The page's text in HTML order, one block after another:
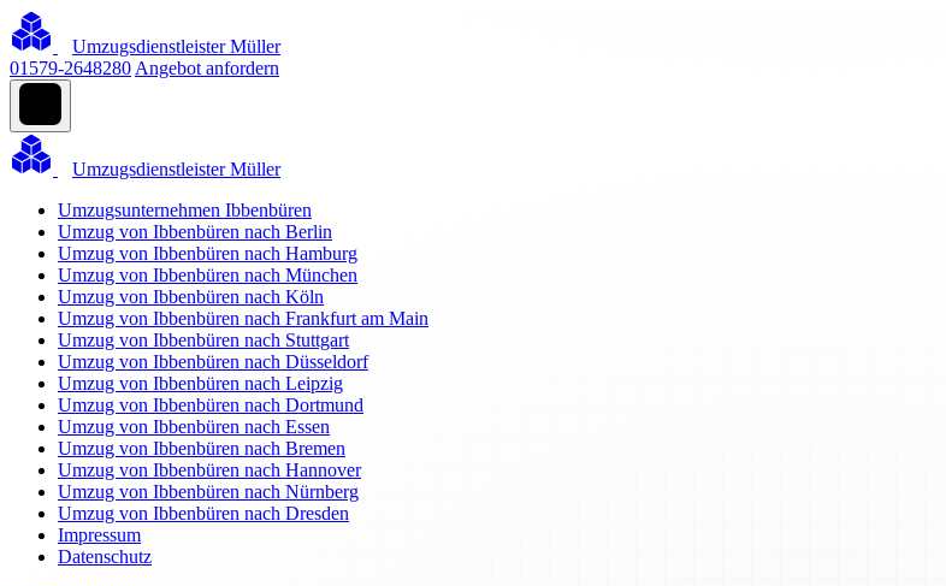
Umzugsdienstleister Müller
01579-2648280 Angebot anfordern
Umzugsdienstleister Müller
Umzugsunternehmen Ibbenbüren
Umzug von Ibbenbüren nach Berlin
Umzug von Ibbenbüren nach Hamburg
Umzug von Ibbenbüren nach München
Umzug von Ibbenbüren nach Köln
Umzug von Ibbenbüren nach Frankfurt am Main
Umzug von Ibbenbüren nach Stuttgart
Umzug von Ibbenbüren nach Düsseldorf
Umzug von Ibbenbüren nach Leipzig
Umzug von Ibbenbüren nach Dortmund
Umzug von Ibbenbüren nach Essen
Umzug von Ibbenbüren nach Bremen
Umzug von Ibbenbüren nach Hannover
Umzug von Ibbenbüren nach Nürnberg
Umzug von Ibbenbüren nach Dresden
Impressum
Datenschutz